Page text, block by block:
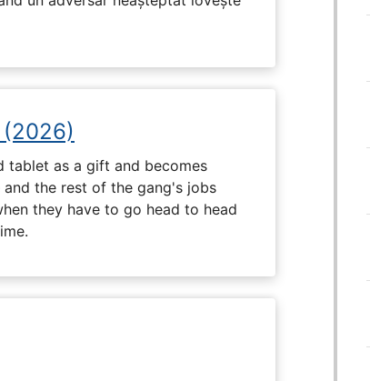
tablet as a gift and becomes
and the rest of the gang's jobs
they have to go head to head